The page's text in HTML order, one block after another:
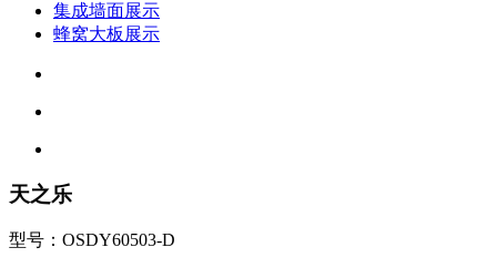
集成墙面展示
蜂窝大板展示
天之乐
型号：OSDY60503-D